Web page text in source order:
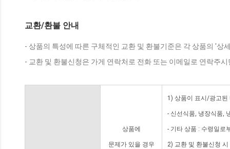
교환/환불 안내
- 상품의 특성에 따른 구체적인 교환 및 환불기준은 각 상품의 '상
- 교환 및 환불신청은 가게 연락처로 전화 또는 이메일로 연락주
상품에
문제가 있을 경우
1) 상품이 표시/광고된
- 신선식품, 냉장식품,
- 기타 상품 : 수령일로
2) 교환 및 환불신청